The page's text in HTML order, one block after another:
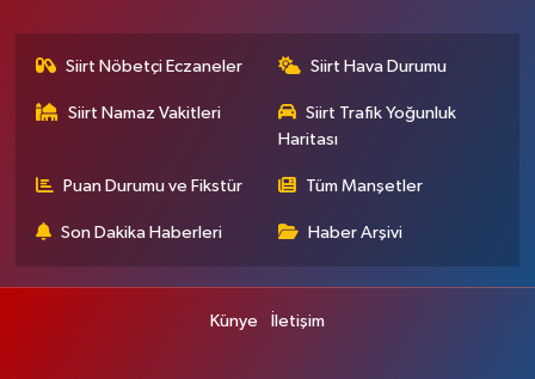
Siirt Nöbetçi Eczaneler Siirt Hava Durumu
Siirt Namaz Vakitleri
Siirt Trafik Yoğunluk
Haritası
Puan Durumu ve Fikstür Tüm Manşetler
Son Dakika Haberleri Haber Arşivi
Künye İletişim